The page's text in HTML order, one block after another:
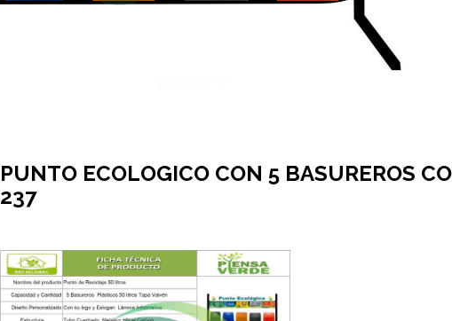
PUNTO ECOLOGICO CON 5 BASUREROS
237